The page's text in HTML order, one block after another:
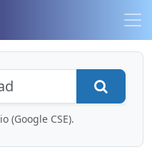
y contenidos
(Google CSE).